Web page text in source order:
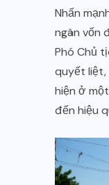
Nhấn
ngân vốn
Phó Chủ
quyết
hiện ở
đến hiệu